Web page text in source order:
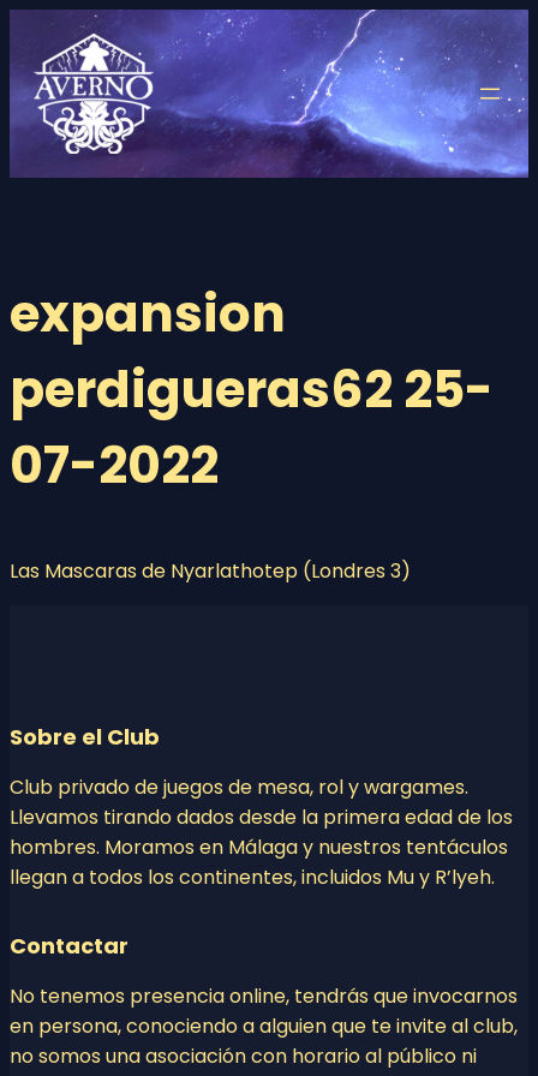
contenido
expansion
perdigueras62 25-
07-2022
Las Mascaras de Nyarlathotep (Londres 3)
Sobre el Club
Club privado de juegos de mesa, rol y wargames.
Llevamos tirando dados desde la primera edad de los
hombres. Moramos en Málaga y nuestros tentáculos
llegan a todos los continentes, incluidos Mu y R’lyeh.
Contactar
No tenemos presencia online, tendrás que invocarnos
en persona, conociendo a alguien que te invite al club,
no somos una asociación con horario al público ni